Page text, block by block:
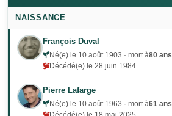
NAISSANCE
François Duval
Né(e) le 10 août 1903 · mort à80 ans
Décédé(e) le 28 juin 1984
Pierre Lafarge
Né(e) le 10 août 1963 · mort à61 ans